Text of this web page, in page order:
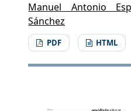
Manuel Antonio
Sánchez
PDF HTML